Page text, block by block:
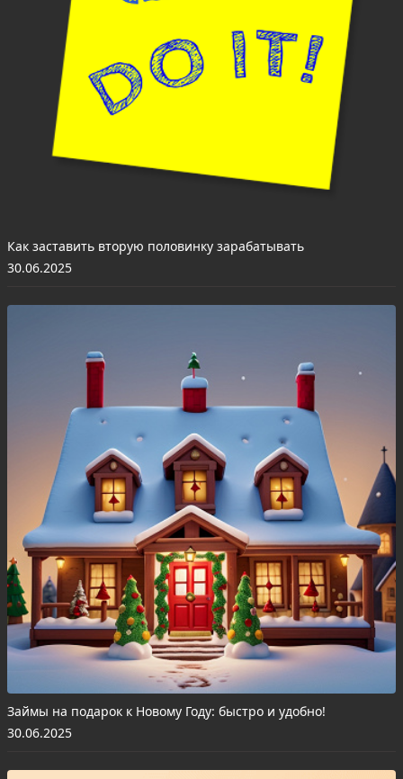
Как заставить вторую половинку зарабатывать
30.06.2025
Займы на подарок к Новому Году: быстро и удобно!
30.06.2025